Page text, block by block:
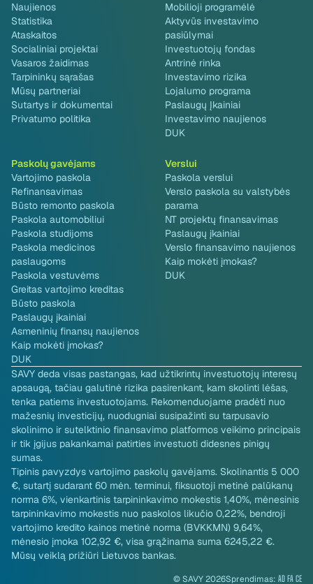
Naujienos
Statistika
Ataskaitos
Socialiniai projektai
Vasaros žaidimas
Tarpininkų sąrašas
Mūsų partneriai
Sutartys ir dokumentai
Privatumo politika
Mobilioji programėlė
Aktyvūs investavimo
pasiūlymai
Investuotojų fondas
Antrinė rinka
Investavimo rizika
Lojalumo programa
Paslaugų Įkainiai
Investavimo naujienos
DUK
Paskolų gavėjams
Vartojimo paskola
Refinansavimas
Būsto remonto paskola
Paskola automobiliui
Paskola studijoms
Paskola medicinos
paslaugoms
Paskola vestuvėms
Greitas vartojimo kreditas
Būsto paskola
Paslaugų įkainiai
Asmeninių finansų naujienos
Kaip mokėti įmokas?
DUK
Verslui
Paskola verslui
Verslo paskola su valstybės
parama
NT projektų finansavimas
Paslaugų įkainiai
Verslo finansavimo naujienos
Kaip mokėti įmokas?
DUK
SAVY deda visas pastangas, kad užtikrintų investuotojų interesų
apsaugą, tačiau galutinė rizika pasirenkant, kam skolinti lėšas,
tenka patiems investuotojams. Rekomenduojame pradėti nuo
mažesnių investicijų, nuodugniai susipažinti su tarpusavio
skolinimo ir sutelktinio finansavimo platformos veikimo principais
ir tik įgijus pakankamai patirties investuoti didesnes pinigų
sumas.
Tipinis pavyzdys vartojimo paskolų gavėjams. Skolinantis 5 000
€, sutartį sudarant 60 mėn. terminui, fiksuotoji metinė palūkanų
norma 6%, vienkartinis tarpininkavimo mokestis 1,40%, mėnesinis
tarpininkavimo mokestis nuo paskolos likučio 0,22%, bendroji
vartojimo kredito kainos metinė norma (BVKKMN) 9,64%,
mėnesio įmoka 102,92 €, visa grąžinama suma 6245,22 €.
Mūsų veiklą prižiūri Lietuvos bankas.
© SAVY 2026Sprendimas: AD FA CE